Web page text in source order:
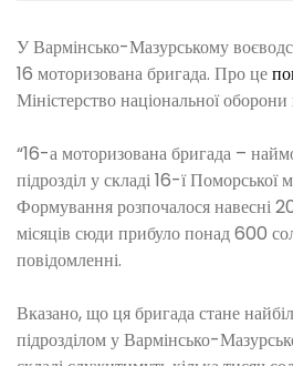
У Вармінсько-Мазурському
16 моторизована бригада. Про це
Міністерство національної
“16-а моторизована бригада –
підрозділ у складі 16-ї Поморської
Формування розпочалося навесні
місяців сюди прибуло понад 600
повідомленні.
Вказано, що ця бригада стане
підрозділом у Вармінсько-